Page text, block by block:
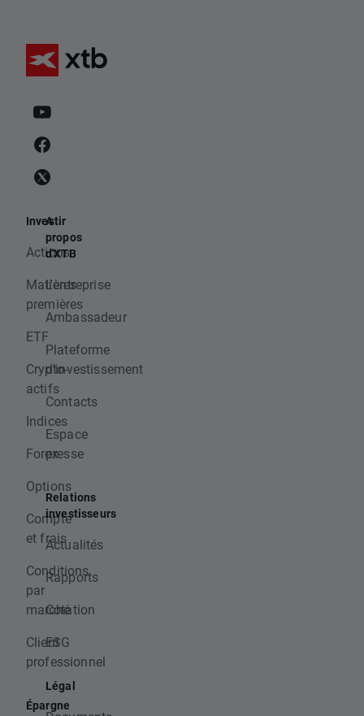
Investir
Actions
Matières
premières
ETF
Crypto-
actifs
Indices
Forex
Options
Compte
et frais
Conditions
par
marché
Client
professionnel
Épargne
A
propos
d'XTB
L'entreprise
Ambassadeur
Plateforme
d'investissement
Contacts
Espace
presse
Relations
investisseurs
Actualités
Rapports
Cotation
ESG
Légal